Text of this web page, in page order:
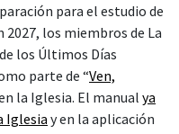
para el estudio de
2027, los miembros de La
los Últimos Días
parte de “Ven,
la Iglesia. El manual ya
Iglesiay en la aplicación